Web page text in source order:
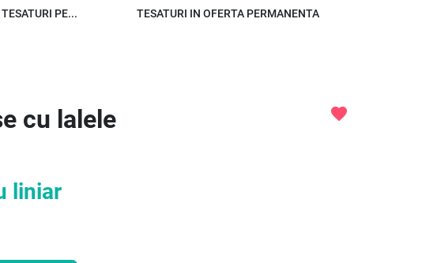
TESATURI PE... TESATURI IN OFERTA PERMANENTA
cu lalele favorite
liniar